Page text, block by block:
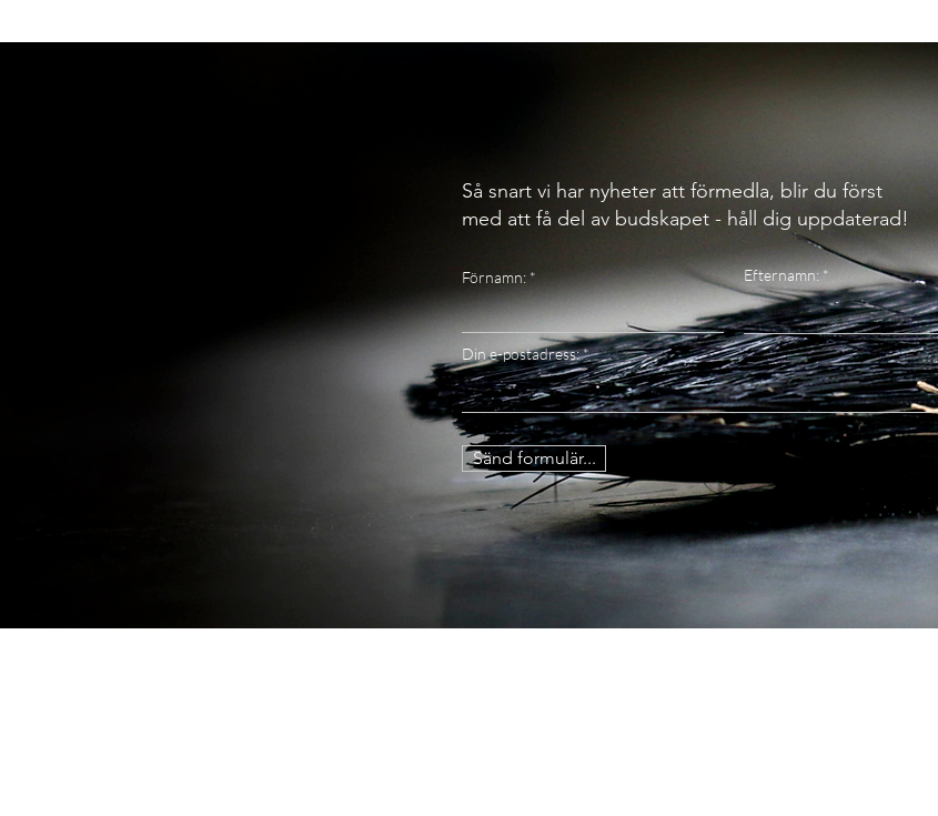
Så snart vi har nyheter att förmedla, blir du först
med att få del av budskapet - håll dig uppdaterad!
Efternamn:
Din e-postadress:
Sänd formulär...
Förnamn: